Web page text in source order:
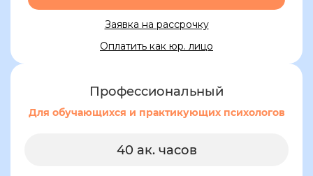
Заявка на рассрочку
Оплатить как юр. лицо
Профессиональный
Для обучающихся и практикующих психологов
40 ак. часов